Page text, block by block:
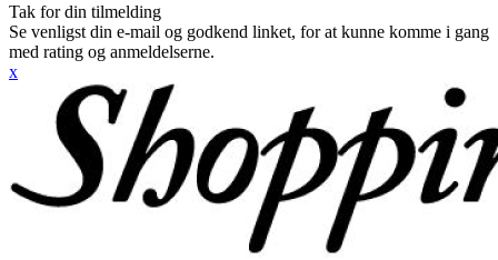
Tak for din tilmelding
Se venligst din e-mail og godkend linket, for at kunne komme i gang
med rating og anmeldelserne.
x